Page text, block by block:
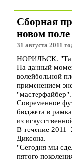
Сборная
новом
31 августа 2011
НОРИЛЬСК.
На данный
волейбольной
применением
Современное
бюджета в
из
В течение
Диксона.
"Сегодня мы
пятого